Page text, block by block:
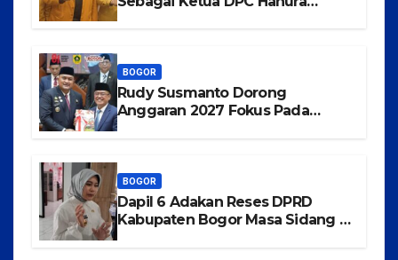
BOGOR
Rudy Susmanto Dorong
Anggaran 2027 Fokus Pada
BOGOR
Dapil 6 Adakan Reses DPRD
Kabupaten Bogor Masa Sidang III